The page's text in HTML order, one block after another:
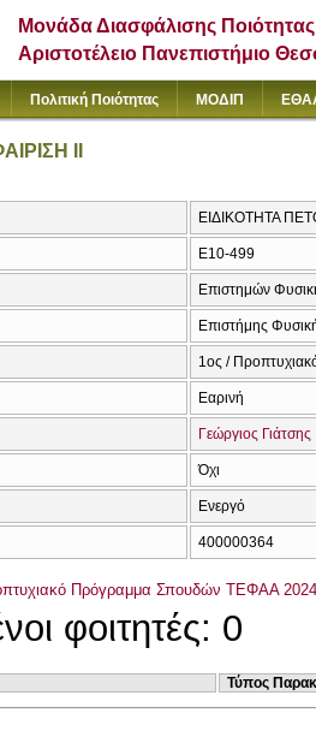
Μονάδα Διασφάλισης Ποιότητας
Αριστοτέλειο Πανεπιστήμιο
Πολιτική Ποιότητας ΜΟΔΙΠ
ΙΙ
ΕΙΔΙΚΟΤΗΤΑ
E10-499
Επιστημών
Επιστήμης
1ος /
Εαρινή
Γεώργιος Γιάτσης
Όχι
Ενεργό
400000364
Πρόγραμμα Σπουδών ΤΕΦΑΑ
φοιτητές: 0
Τύπος